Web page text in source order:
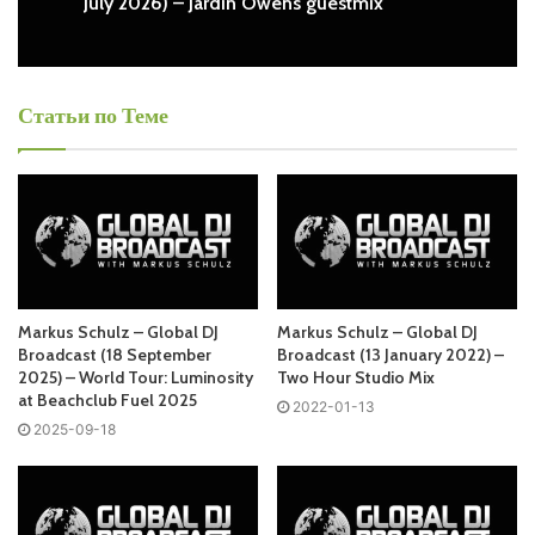
– Global DJ Broadcast Free Listen and Download MP3
Ближайший эфир:
Четверг
Запись выпусков
Слушай и добавляй плейлист VK:
Tracklist:
00:01 | 01.Markus Schulz– Somebody’s Watching Me |
Markus Schulz – Global DJ Broadcast (30
Markus Schulz – Global DJ Broadcast (23
Статьи по Теме
Markus Schulz – Global DJ
Broadcast (18 September
2025) – World Tour: Luminosity
at Beachclub Fuel 2025
2025-09-18
Markus Schulz – Global DJ
Broadcast (13 January 2022) –
Two Hour Studio Mix
2022-01-13